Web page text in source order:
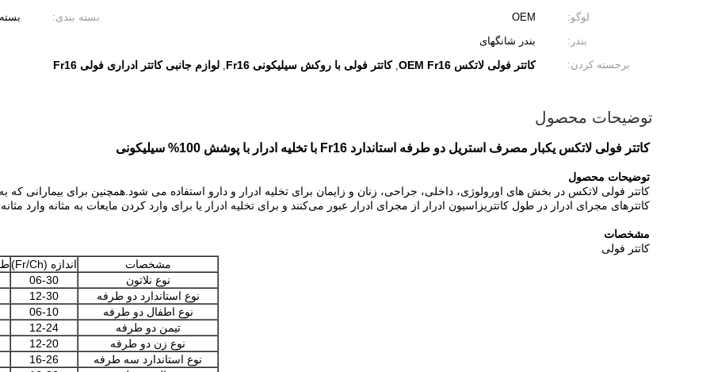
لوگو:
OEM بسته بندی:
بندر:
بندر شانگهای
برجسته کردن:
کاتتر فولی لاتکس OEM Fr16 ,کاتتر فولی با روکش سیلیکونی Fr16 , لوازم جانبی کاتتر ادراری فولی Fr16
توضیحات محصول
کاتتر فولی لاتکس یکبار مصرف استریل دو طرفه استاندارد Fr16 با تخلیه ادرار با پوشش 100% سیلیکونی
توضیحات محصول
کاتتر فولی لاتکس در بخش های اورولوژی، داخلی، جراحی، زنان و زایمان برای تخلیه ادرار و دارو استفاده می شود.همچنین برای بیمارانی
کاتترهای مجرای ادرار در طول کاتتریزاسیون ادرار از مجرای ادرار عبور می‌کنند و برای تخلیه ادرار یا برای وارد کردن مایعات به مثانه وارد
مشخصات
کاتتر فولی
مشخصات
اندازه (Fr/Ch)
نوع نلاتون
06-30
نوع استاندارد دو طرفه
12-30
نوع اطفال دو طرفه
06-10
تیمن دو طرفه
12-24
نوع زن دو طرفه
12-20
نوع استاندارد سه طرفه
16-26